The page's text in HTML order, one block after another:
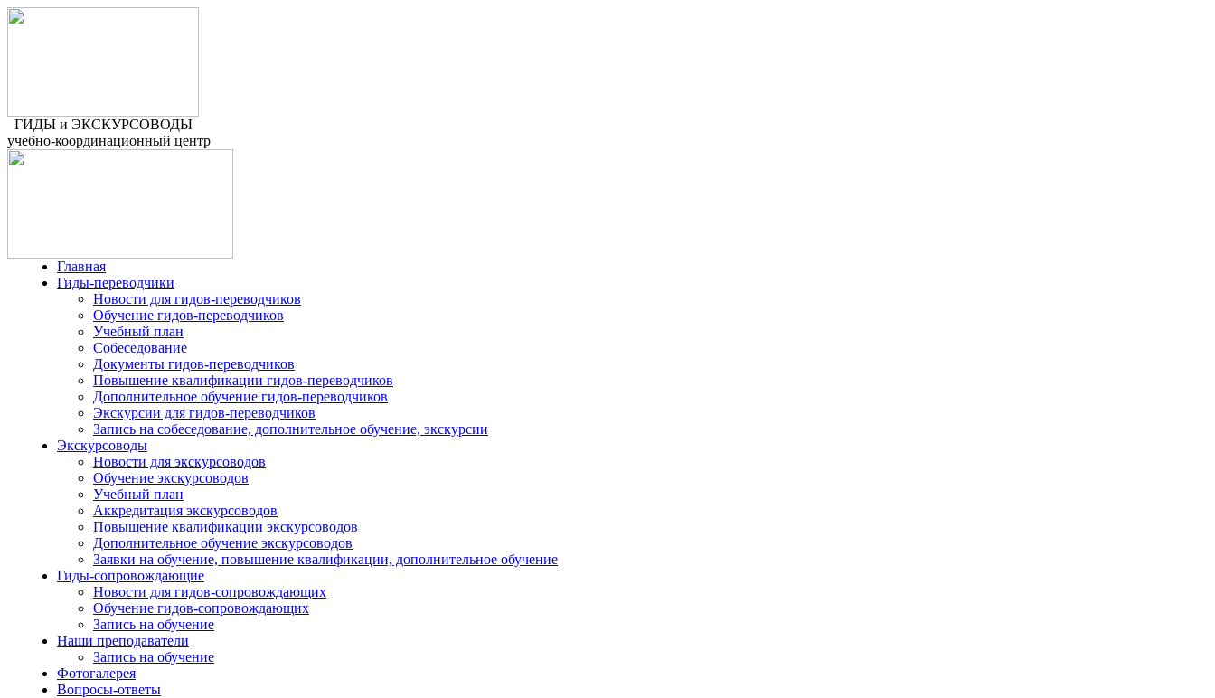
ГИДЫ и ЭКСКУРСОВОДЫ
учебно-координационный центр
Главная
Гиды-переводчики
Новости для гидов-переводчиков
Обучение гидов-переводчиков
Учебный план
Собеседование
Документы гидов-переводчиков
Повышение квалификации гидов-переводчиков
Дополнительное обучение гидов-переводчиков
Экскурсии для гидов-переводчиков
Запись на собеседование, дополнительное обучение, экскурсии
Экскурсоводы
Новости для экскурсоводов
Обучение экскурсоводов
Учебный план
Аккредитация экскурсоводов
Повышение квалификации экскурсоводов
Дополнительное обучение экскурсоводов
Заявки на обучение, повышение квалификации, дополнительное обучение
Гиды-сопровождающие
Новости для гидов-сопровождающих
Обучение гидов-сопровождающих
Запись на обучение
Наши преподаватели
Запись на обучение
Фотогалерея
Вопросы-ответы